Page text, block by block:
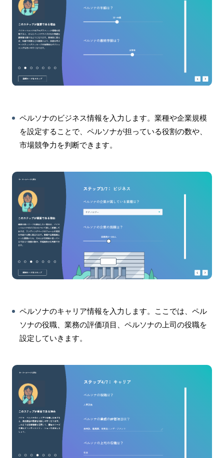
ペルソナのビジネス情報を入力します。業種や企業規模
を設定することで、ペルソナが担っている役割の数や、
市場競争力を判断できます。
ペルソナのキャリア情報を入力します。ここでは、ペル
ソナの役職、業務の評価項目、ペルソナの上司の役職を
設定していきます。